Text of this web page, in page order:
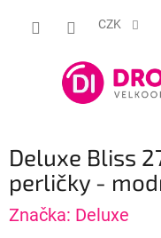
CZK
Deluxe Bliss
perličky -
Značka: Deluxe